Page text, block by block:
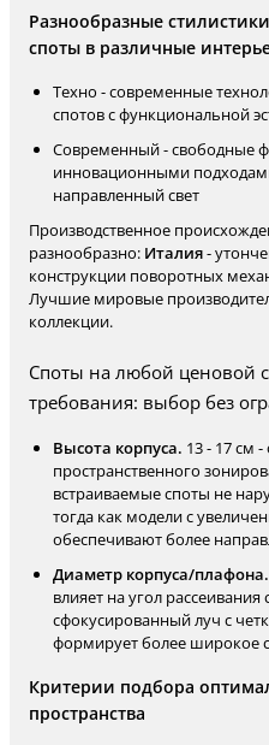
Разнообразные
споты в различные
Техно - современные
спотов с функциональной
Современный - свободные
инновационными
направленный свет
Производственное
разнообразно: Италия-
конструкции поворотных
Лучшие мировые
коллекции.
Споты на любой ценовой
требования: выбор без
Высота корпуса. 13 - 17 см
пространственного
встраиваемые споты не
тогда как модели с
обеспечивают более
Диаметр корпуса/плафона.
влияет на угол
сфокусированный луч с
формирует более широкое
Критерии подбора
пространства